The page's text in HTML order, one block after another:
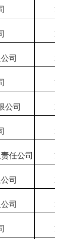
1-12
1-12
司 1-12
1-12
公司 1-12
1-12
任公司 1-12
司 1-12
司 1-12
1-12